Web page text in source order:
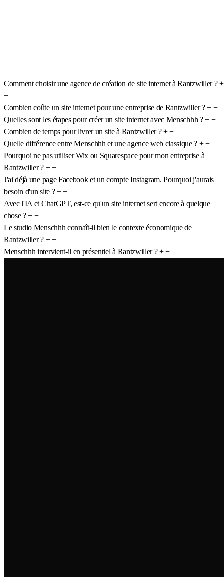
Comment choisir une agence de création de site internet à Rantzwiller ? +
−
Combien coûte un site internet pour une entreprise de Rantzwiller ? + −
Quelles sont les étapes pour créer un site internet avec Menschhh ? + −
Combien de temps pour livrer un site à Rantzwiller ? + −
Quelle différence entre Menschhh et une agence web classique ? + −
Pourquoi ne pas utiliser Wix ou Squarespace pour mon entreprise à
Rantzwiller ? + −
J'ai déjà une page Facebook et un compte Instagram. Pourquoi j'aurais
besoin d'un site ? + −
Avec l'IA et ChatGPT, est-ce qu'un site internet sert encore à quelque
chose ? + −
Le studio Menschhh connaît-il bien le contexte économique de
Rantzwiller ? + −
Menschhh intervient-il en présentiel à Rantzwiller ? + −